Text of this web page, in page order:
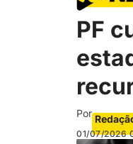
PF
Por
01/07/2026